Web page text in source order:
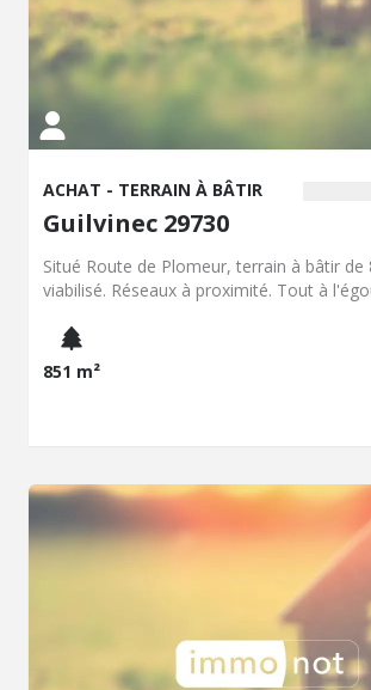
ACHAT - TERRAIN À BÂTIR
Guilvinec 29730
Situé Route de Plomeur, terrain à bâtir de
viabilisé. Réseaux à proximité. Tout à
851 m²